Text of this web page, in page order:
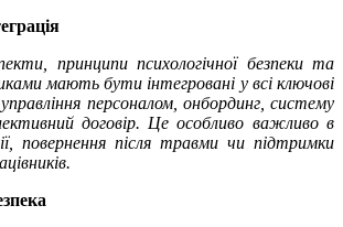
принципи психологічної безпеки та
мають бути інтегровані у всі ключові
персоналом, онбординг, систему
договір. Це особливо важливо в
повернення після травми чи підтримки